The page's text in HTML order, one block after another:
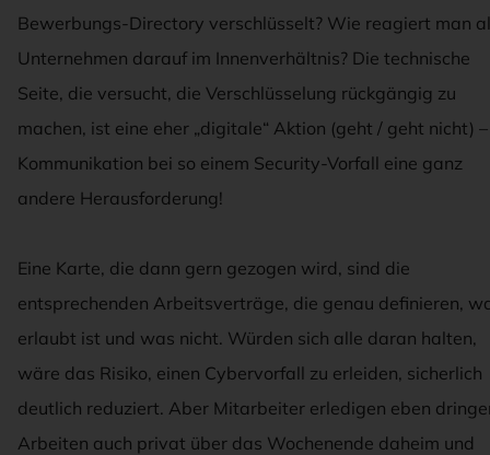
Bewerbungs-Directory verschlüsselt? Wie reagiert man
Unternehmen darauf im Innenverhältnis? Die technische
Seite, die versucht, die Verschlüsselung rückgängig zu
machen, ist eine eher „digitale“ Aktion (geht / geht nicht)
Kommunikation bei so einem Security-Vorfall eine ganz
andere Herausforderung!
Eine Karte, die dann gern gezogen wird, sind die
entsprechenden Arbeitsverträge, die genau definieren,
erlaubt ist und was nicht. Würden sich alle daran halten,
wäre das Risiko, einen Cybervorfall zu erleiden, sicherlich
deutlich reduziert. Aber Mitarbeiter erledigen eben
Arbeiten auch privat über das Wochenende daheim und